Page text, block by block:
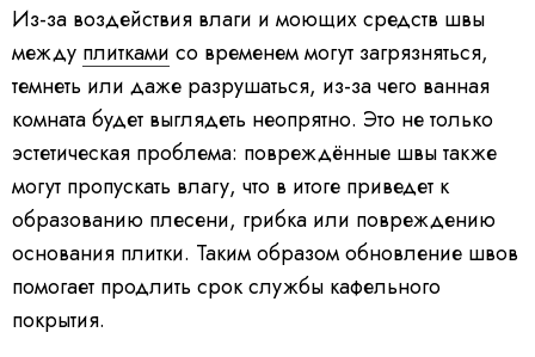
Из-за воздействия влаги и моющих средств швы
между плитками со временем могут загрязняться,
темнеть или даже разрушаться, из-за чего ванная
комната будет выглядеть неопрятно. Это не только
эстетическая проблема: повреждённые швы также
могут пропускать влагу, что в итоге приведет к
образованию плесени, грибка или повреждению
основания плитки. Таким образом обновление швов
помогает продлить срок службы кафельного
покрытия.